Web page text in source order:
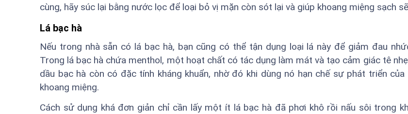
cùng, hãy súc lại bằng nước lọc để loại bỏ vị mặn còn sót lại và giúp khoang miệng sạch
Lá bạc hà
Nếu trong nhà sẵn có lá bạc hà, bạn cũng có thể tận dụng loại lá này để giảm đau
Trong lá bạc hà chứa menthol, một hoạt chất có tác dụng làm mát và tạo cảm giác tê
dầu bạc hà còn có đặc tính kháng khuẩn, nhờ đó khi dùng nó hạn chế sự phát triển của
khoang miệng.
Cách sử dụng khá đơn giản chỉ cần lấy một ít lá bạc hà đã phơi khô rồi nấu sôi trong